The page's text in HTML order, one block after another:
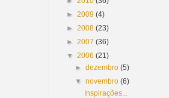
► 2009 (4)
► 2008 (23)
► 2007 (36)
▼ 2006 (21)
►dezembro (5)
▼ novembro (6)
Inspirações...